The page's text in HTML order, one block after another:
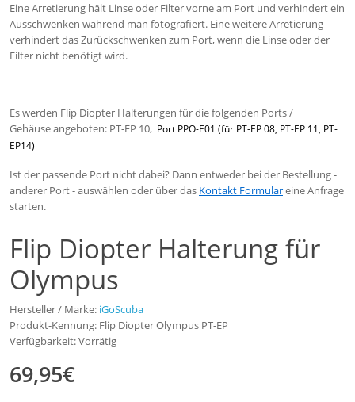
Eine Arretierung hält Linse oder Filter vorne am Port und verhindert ein
Ausschwenken während man fotografiert. Eine weitere Arretierung
verhindert das Zurückschwenken zum Port, wenn die Linse oder der
Filter nicht benötigt wird.
Es werden Flip Diopter Halterungen für die folgenden Ports /
Gehäuse angeboten: PT-EP 10, Port PPO-E01 (für PT-EP 08, PT-EP 11, PT-
EP14)
Ist der passende Port nicht dabei? Dann entweder bei der Bestellung -
anderer Port - auswählen oder über das Kontakt Formulareine Anfrage
starten.
Flip Diopter Halterung für
Olympus
Hersteller / Marke: iGoScuba
Produkt-Kennung: Flip Diopter Olympus PT-EP
Verfügbarkeit: Vorrätig
69,95€